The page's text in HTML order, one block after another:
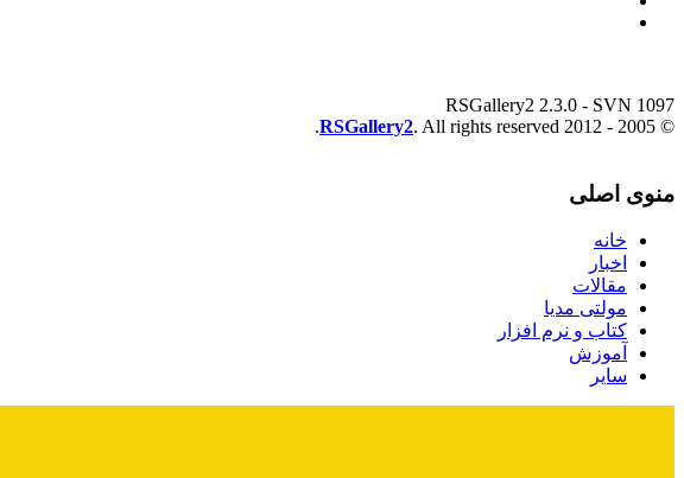
RSGallery2 2.3.0 - SVN 1097
© 2005 - 2012
RSGallery2. All rights reserved.
منوی اصلی
خانه
اخبار
مقالات
مولتی مدیا
کتاب و نرم افزار
آموزش
سایر